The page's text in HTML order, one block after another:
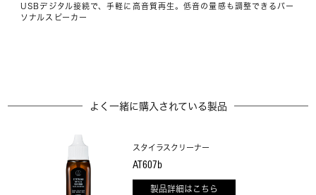
USBデジタル接続で、手軽に高音質再生。低音の量感も調整できるパー
ソナルスピーカー
よく一緒に購入されている製品
スタイラスクリーナー
AT607b
製品詳細はこちら